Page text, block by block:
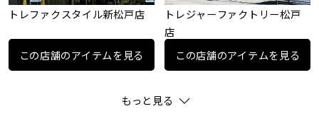
トレファクスタイル新松戸店
この店舗のアイテムを見る
トレジャーファクトリー松戸
店
この店舗のアイテムを見る
もっと見る